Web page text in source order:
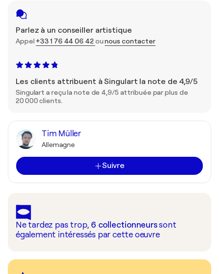
Parlez à un conseiller artistique
Appel +33 1 76 44 06 42 ounous contacter
Les clients attribuent à Singulart la note de 4,9/5
Singulart a reçu la note de 4,9/5 attribuée par plus de
20 000 clients.
Tim Müller
Allemagne
Suivre
Ne tardez pas trop, 6 collectionneurssont
également intéressés par cette oeuvre